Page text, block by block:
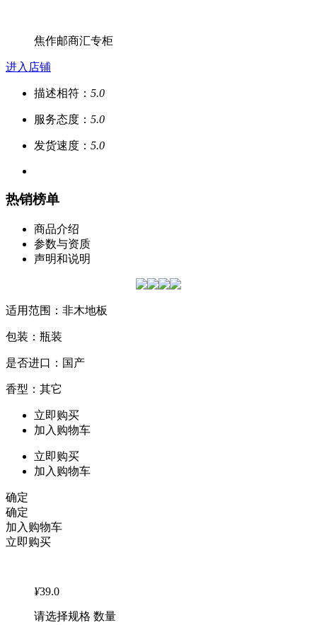
焦作邮商汇专柜
进入店铺
描述相符： 5.0
服务态度： 5.0
发货速度： 5.0
热销榜单
商品介绍
参数与资质
声明和说明
适用范围：非木地板
包装：瓶装
是否进口：国产
香型：其它
立即购买
加入购物车
立即购买
加入购物车
确定
确定
加入购物车
立即购买
¥39.0
请选择规格 数量